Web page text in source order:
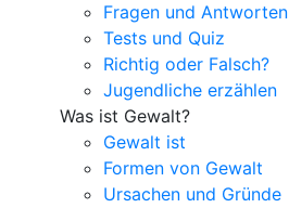
Fragen und Antworten
Tests und Quiz
Richtig oder Falsch?
Jugendliche erzählen
Was ist Gewalt?
Gewalt ist
Formen von Gewalt
Ursachen und Gründe